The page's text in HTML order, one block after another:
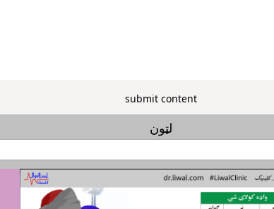
submit content
لټون